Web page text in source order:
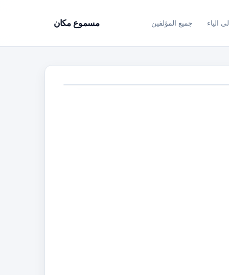
مسموع مكان جميع المؤلفين الياء